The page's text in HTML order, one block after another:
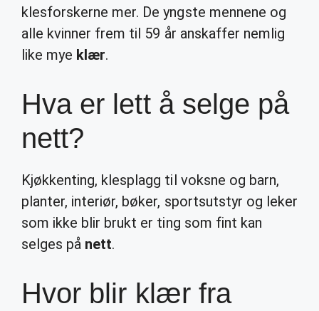
klesforskerne mer. De yngste mennene og
alle kvinner frem til 59 år anskaffer nemlig
like mye klær.
Hva er lett å selge på
nett?
Kjøkkenting, klesplagg til voksne og barn,
planter, interiør, bøker, sportsutstyr og leker
som ikke blir brukt er ting som fint kan
selges på nett.
Hvor blir klær fra